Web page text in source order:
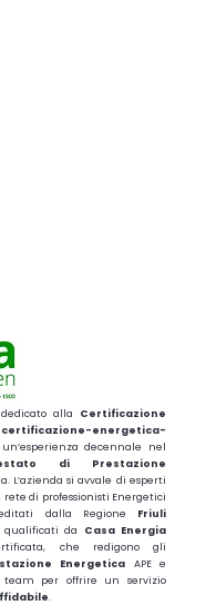
alla Certificazione
certificazione-energetica-
decennale nel
di Prestazione
L’azienda si avvale di esperti
di professionisti Energetici
dalla Regione Friuli
da
Casa Energia
che redigono gli
Energetica APE e
team per offrire un servizio
.